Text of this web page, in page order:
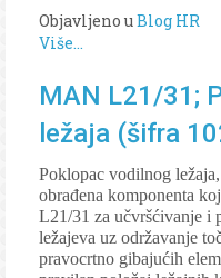
Objavljeno uBlog HR
Više...
MAN L21/31;
ležaja (šifra
Poklopac vodilnog
obrađena komponenta
L21/31 za učvršćivanje i
ležajeva uz održavanje
pravocrtno gibajućih